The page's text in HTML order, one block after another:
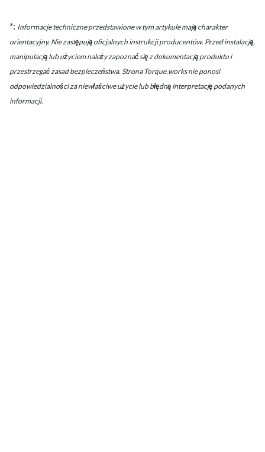
*: Informacje techniczne przedstawione w tym artykule mają charakter
orientacyjny. Nie zastępują oficjalnych instrukcji producentów. Przed instalacją,
manipulacją lub użyciem należy zapoznać się z dokumentacją produktu i
przestrzegać zasad bezpieczeństwa. Strona Torque.works nie ponosi
odpowiedzialności za niewłaściwe użycie lub błędną interpretację podanych
informacji.